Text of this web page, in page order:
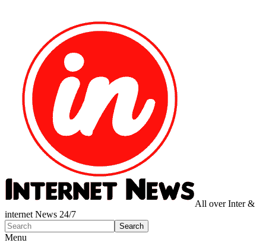
All over Inter &
internet News 24/7
Menu